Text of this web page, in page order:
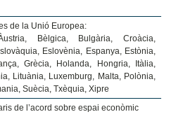
de la Unió Europea:
Bèlgica, Bulgària, Croàcia,
Eslovènia, Espanya, Estònia,
Grècia, Holanda, Hongria, Itàlia,
Lituània, Luxemburg, Malta, Polònia,
Suècia, Txèquia, Xipre
de l’acord sobre espai econòmic